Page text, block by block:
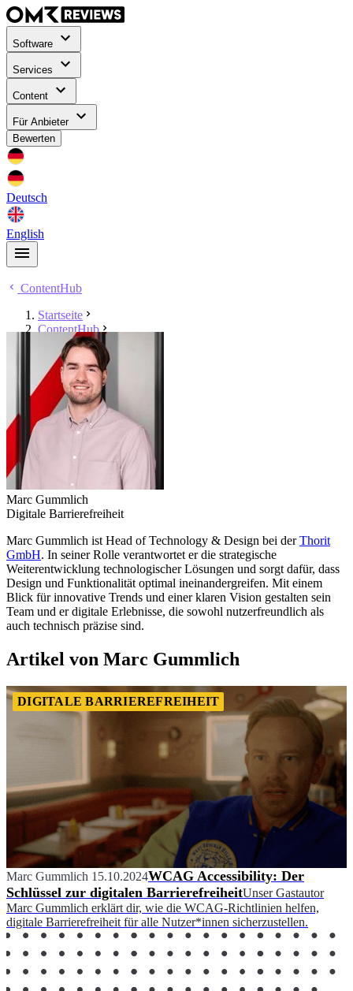
Software
Services
Content
Für Anbieter
Bewerten
Deutsch
English
ContentHub
Startseite
ContentHub
Marc Gummlich
Marc Gummlich
Digitale Barrierefreiheit
Marc Gummlich ist Head of Technology & Design bei derThorit
GmbH. In seiner Rolle verantwortet er die strategische
Weiterentwicklung technologischer Lösungen und sorgt dafür, dass
Design und Funktionalität optimal ineinandergreifen. Mit einem
Blick für innovative Trends und einer klaren Vision gestalten sein
Team und er digitale Erlebnisse, die sowohl nutzerfreundlich als
auch technisch präzise sind.
Artikel von Marc Gummlich
DIGITALE BARRIEREFREIHEIT
Marc Gummlich 15.10.2024WCAG Accessibility: Der
Schlüssel zur digitalen BarrierefreiheitUnser Gastautor
Marc Gummlich erklärt dir, wie die WCAG-Richtlinien helfen,
digitale Barrierefreiheit für alle Nutzer*innen sicherzustellen.